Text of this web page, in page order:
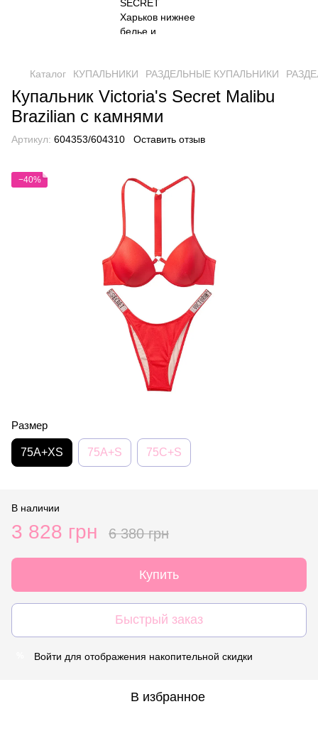
Каталог КУПАЛЬНИКИ РАЗДЕЛЬНЫЕ КУПАЛЬНИКИ
Купальник Victoria's Secret Malibu
Brazilian с камнями
Артикул: 604353/604310 Оставить отзыв
−40%
Размер
75A+XS 75A+S 75C+S
В наличии
3 828 грн 6 380 грн
Купить
Быстрый заказ
Войти для отображения накопительной скидки
В избранное